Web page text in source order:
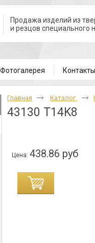
Продажа изделий из
и резцов специального
Фотогалерея Контакты
Главная Каталог
43130 T14K8
Цена: 438.86 руб